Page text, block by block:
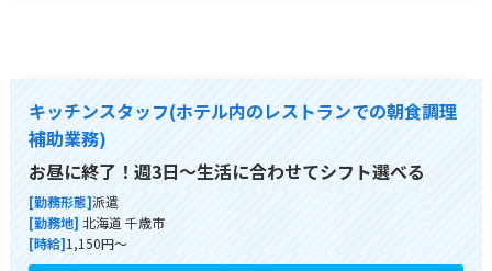
キッチンスタッフ(ホテル内のレストランでの朝食調理
補助業務)
お昼に終了！週3日～生活に合わせてシフト選べる
[勤務形態]派遣
[勤務地] 北海道 千歳市
[時給]1,150円～